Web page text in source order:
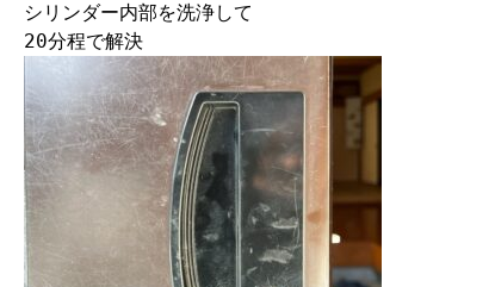
シリンダー内部を洗浄して
20分程で解決